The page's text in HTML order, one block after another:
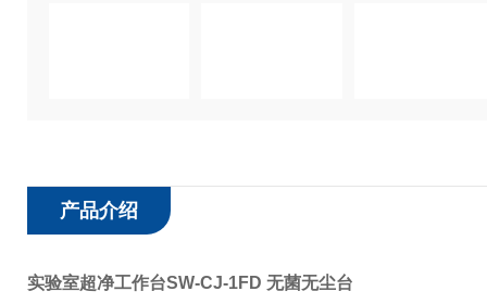
产品介绍
实验室超净工作台SW-CJ-1FD 无菌无尘台